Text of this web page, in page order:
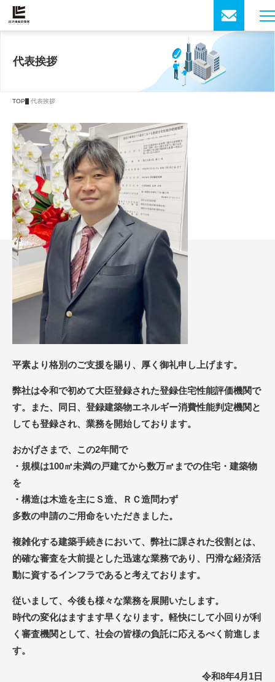
代表挨拶
TOP 代表挨拶
平素より格別のご支援を賜り、厚く御礼申し上げます。
弊社は令和で初めて大臣登録された登録住宅性能評価機関で
す。また、同日、登録建築物エネルギー消費性能判定機関と
しても登録され、業務を開始しております。
おかげさまで、この2年間で
・規模は100㎡未満の戸建てから数万㎡までの住宅・建築物
を
・構造は木造を主にＳ造、ＲＣ造問わず
多数の申請のご用命をいただきました。
複雑化する建築手続きにおいて、弊社に課された役割とは、
的確な審査を大前提とした迅速な業務であり、円滑な経済活
動に資するインフラであると考えております。
従いまして、今後も様々な業務を展開いたします。
時代の変化はますます早くなります。軽快にして小回りが利
く審査機関として、社会の皆様の負託に応えるべく前進しま
す。
令和8年4月1日